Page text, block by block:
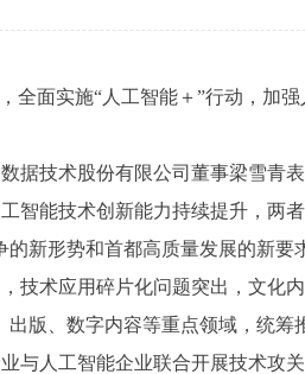
面实施“人工智能＋”行动，加强
技术股份有限公司董事梁雪青表
智能技术创新能力持续提升，两
形势和首都高质量发展的新要
技术应用碎片化问题突出，文化
、数字内容等重点领域，统筹
与人工智能企业联合开展技术攻